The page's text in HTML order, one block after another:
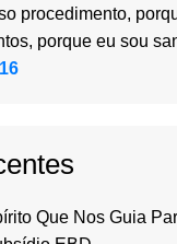
procedimento,
porque eu sou
Que Nos Guia